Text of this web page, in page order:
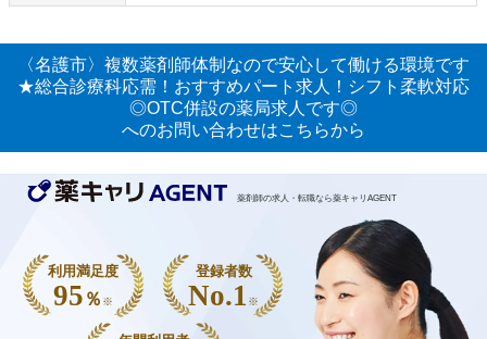
〈名護市〉複数薬剤師体制なので安心して働ける環境です
★総合診療科応需！おすすめパート求人！シフト柔軟対応
◎OTC併設の薬局求人です◎
へのお問い合わせはこちらから
薬剤師の求人・転職なら薬キャリAGENT
利用満足度
95 ％ ※
登録者数
No.1 ※